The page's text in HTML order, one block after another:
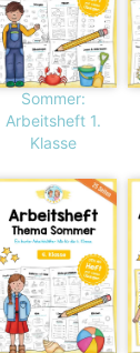
Sommer:
Arbeitsheft 1.
Klasse